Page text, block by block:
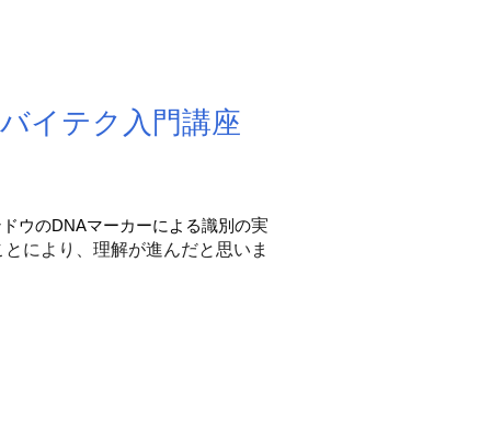
イテク入門講座
ウのDNAマーカーによる識別の実
により、理解が進んだと思いま